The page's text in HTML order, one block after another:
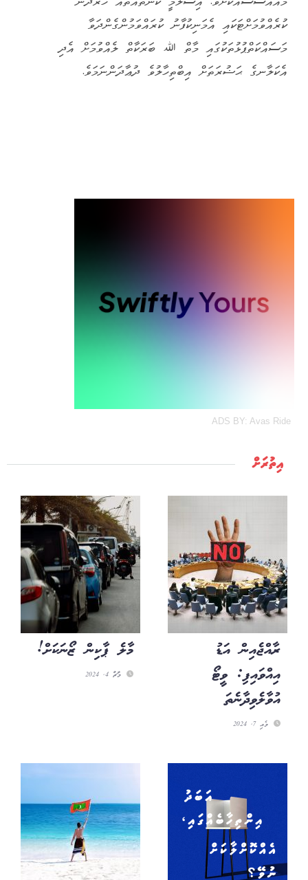
ކުރެއްވުމަށްޓަކައި އެމަނިކުފާނު ކުރައްވަމުންގެންދަވާ
މަސައްކަތްޕުޅުތަކުގައި މާތް ﷲ ބަރަކާތް ލެއްވުމަށް އެދި
އެކަލާނގެ ޙަޟުރަތަށް އިބްތިހާލުވެ ދުޢާދަންނަމަވެ.
ADS BY: Avas Ride
އިތުރަށް
ރާއްޖެއިން އަޑު
އިއްވައިފި: ވީޓޯ
އުވާލެވިދާނެތަ
މެއި 7, 2024
މާލެ ޕާކިން ޒޯނަކަށް!
މާޗް 4, 2024